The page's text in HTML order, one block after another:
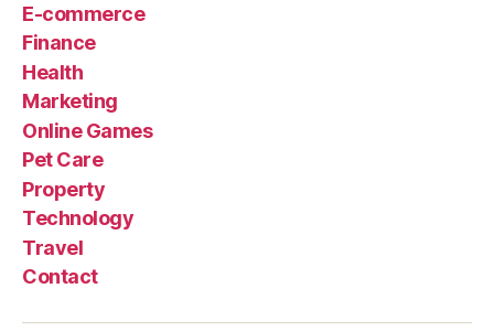
E-commerce
Finance
Health
Marketing
Online Games
Pet Care
Property
Technology
Travel
Contact